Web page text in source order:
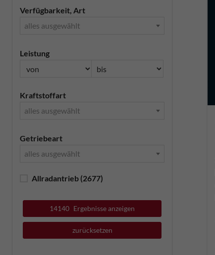
Verfügbarkeit, Art
alles ausgewählt
Leistung
Kraftstoffart
alles ausgewählt
Getriebeart
alles ausgewählt
Allradantrieb (2677)
14140 Ergebnisse anzeigen
zurücksetzen